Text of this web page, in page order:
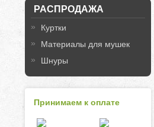
РАСПРОДАЖА
Куртки
Материалы для мушек
Шнуры
Принимаем к оплате